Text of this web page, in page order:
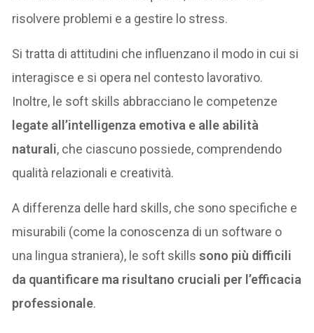
risolvere problemi e a gestire lo stress.
Si tratta di attitudini che influenzano il modo in cui si
interagisce e si opera nel contesto lavorativo.
Inoltre, le soft skills abbracciano le competenze
legate all’intelligenza emotiva e alle abilità
naturali, che ciascuno possiede, comprendendo
qualità relazionali e creatività.
A differenza delle hard skills, che sono specifiche e
misurabili (come la conoscenza di un software o
una lingua straniera), le soft skillssono più difficili
da quantificare ma risultano cruciali per l’efficacia
professionale.